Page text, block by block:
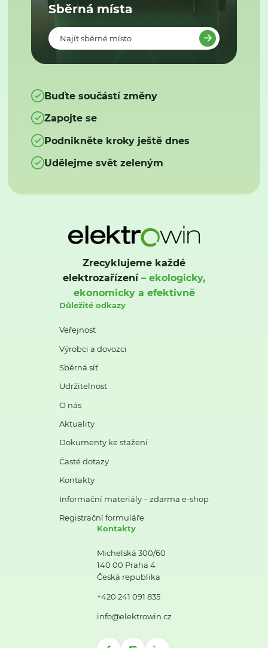
Sběrná místa
Najít sběrné místo
Buďte součástí změny
Zapojte se
Podnikněte kroky ještě dnes
Udělejme svět zeleným
Zrecyklujeme každé
elektrozařízení– ekologicky,
ekonomicky a efektivně
Důležité odkazy
Veřejnost
Výrobci a dovozci
Sběrná síť
Udržitelnost
O nás
Aktuality
Dokumenty ke stažení
Časté dotazy
Kontakty
Informační materiály – zdarma e-shop
Registrační formuláře
Kontakty
Michelská 300/60
140 00 Praha 4
Česká republika
+420 241 091 835
info@elektrowin.cz